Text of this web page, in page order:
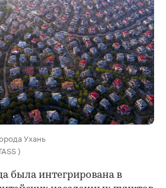
Ухань
)
была интегрирована в